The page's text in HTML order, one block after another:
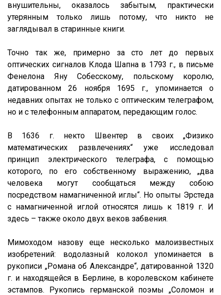
внушительны, оказалось забытым, практически
утерянным только лишь потому, что никто не
заглядывал в старинные книги.
Точно так же, примерно за сто лет до первых
оптических сигналов Клода Шапна в 1793 г., в письме
Фенелона Яну Собесскому, польскому королю,
датированном 26 ноября 1695 г., упоминается о
недавних опытах не только с оптическим телеграфом,
но и с телефонным аппаратом, передающим голос.
В 1636 г. некто Швентер в своих „Физико
математических развлечениях“ уже исследовал
принцип электрического телеграфа, с помощью
которого, по его собственному выражению, „два
человека могут сообщаться между собою
посредством намагниченной иглы“. Но опыты Эрстеда
с намагниченной иглой относятся лишь к 1819 г. И
здесь – также около двух веков забвения.
Мимоходом назову еще несколько малоизвестных
изобретений: водолазный колокол упоминается в
рукописи „Романа об Александре“, датированной 1320
г. и находящейся в Берлине, в королевском кабинете
эстампов. Рукопись германской поэмы „Соломон и